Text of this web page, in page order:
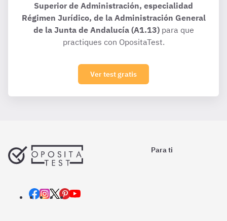
Superior de Administración, especialidad
Régimen Jurídico, de la Administración General
de la Junta de Andalucía (A1.13)para que
practiques con OpositaTest.
Ver test gratis
Para ti